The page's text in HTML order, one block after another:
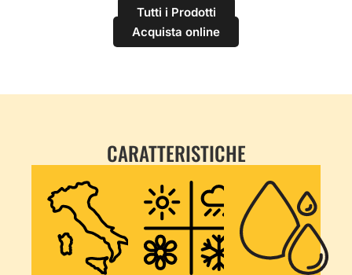
Tutti i Prodotti
Acquista online
CARATTERISTICHE